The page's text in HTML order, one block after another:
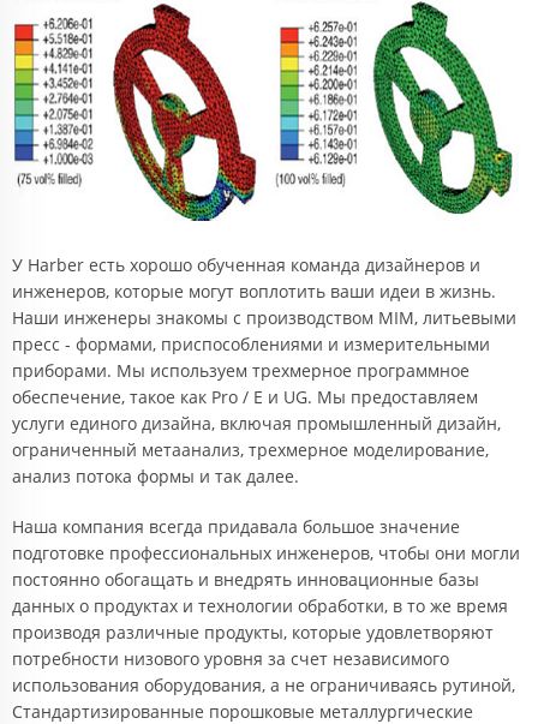
У Harber есть хорошо обученная команда дизайнеров и
инженеров, которые могут воплотить ваши идеи в жизнь.
Наши инженеры знакомы с производством MIM, литьевыми
пресс - формами, приспособлениями и измерительными
приборами. Мы используем трехмерное программное
обеспечение, такое как Pro / E и UG. Мы предоставляем
услуги единого дизайна, включая промышленный дизайн,
ограниченный метаанализ, трехмерное моделирование,
анализ потока формы и так далее.
Наша компания всегда придавала большое значение
подготовке профессиональных инженеров, чтобы они могли
постоянно обогащать и внедрять инновационные базы
данных о продуктах и технологии обработки, в то же время
производя различные продукты, которые удовлетворяют
потребности низового уровня за счет независимого
использования оборудования, а не ограничиваясь рутиной,
Стандартизированные порошковые металлургические